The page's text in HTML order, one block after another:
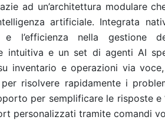
ad un’architettura modulare
artificiale. Integrata
e l’efficienza nella gestione
intuitiva e un set di agenti AI
inventario e operazioni via
risolvere rapidamente i
per semplificare le risposte e
personalizzati tramite comandi